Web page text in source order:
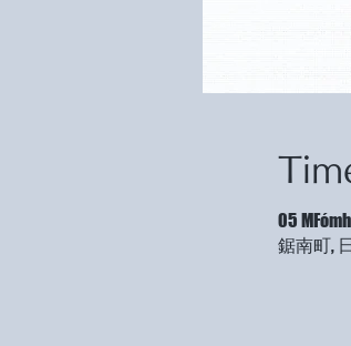
05
鋸南町,